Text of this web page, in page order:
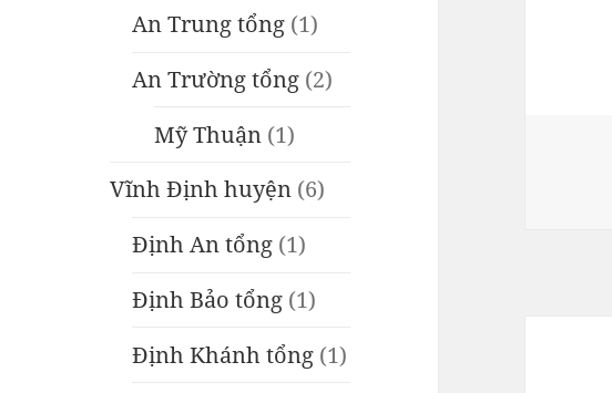
An Trung tổng (1)
An Trường tổng (2)
Mỹ Thuận (1)
Vĩnh Định huyện (6)
Định An tổng (1)
Định Bảo tổng (1)
Định Khánh tổng (1)